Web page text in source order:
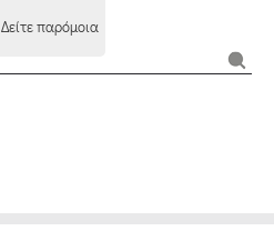
Δείτε παρόμοια